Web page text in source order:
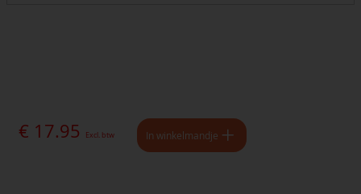
€ 17.95 Excl. btw In winkelmandje